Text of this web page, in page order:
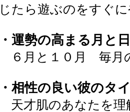
じたら遊ぶのをすぐ
・運勢の高まる月と
６月と１０月 毎月
・相性の良い彼のタ
天才肌のあなたを理